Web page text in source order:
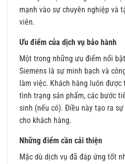
mạnh vào sự chuyên nghiệp và
viên.
Ưu điểm của dịch vụ bảo hành
Một trong những ưu điểm nổi
Siemens là sự minh bạch và
làm việc. Khách hàng luôn
tình trạng sản phẩm, các bước
sinh (nếu có). Điều này tạo ra
cho khách hàng.
Những điểm cần cải thiện
Mặc dù dịch vụ đã đáp ứng tốt